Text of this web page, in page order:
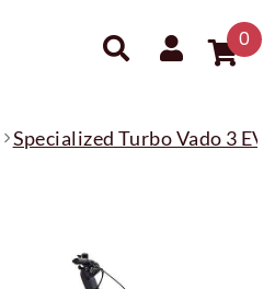
0
Specialized Turbo Vado 3